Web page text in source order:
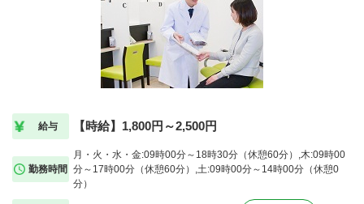
給与 【時給】1,800円～2,500円
勤務時間
月・火・水・金:09時00分～18時30分（休憩60分）,木:09時00
分～17時00分（休憩60分）,土:09時00分～14時00分（休憩0
分）